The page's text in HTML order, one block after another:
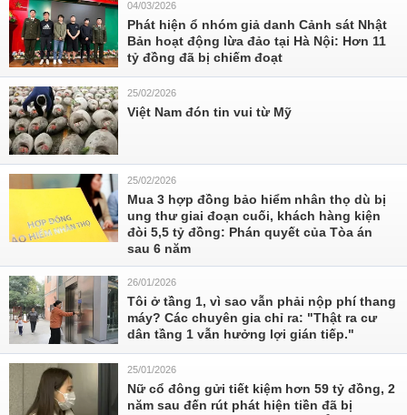
04/03/2026
Phát hiện ổ nhóm giả danh Cảnh sát Nhật
Bản hoạt động lừa đảo tại Hà Nội: Hơn 11
tỷ đồng đã bị chiếm đoạt
25/02/2026
Việt Nam đón tin vui từ Mỹ
25/02/2026
Mua 3 hợp đồng bảo hiểm nhân thọ dù bị
ung thư giai đoạn cuối, khách hàng kiện
đòi 5,5 tỷ đồng: Phán quyết của Tòa án
sau 6 năm
26/01/2026
Tôi ở tầng 1, vì sao vẫn phải nộp phí thang
máy? Các chuyên gia chỉ ra: "Thật ra cư
dân tầng 1 vẫn hưởng lợi gián tiếp."
25/01/2026
Nữ cổ đông gửi tiết kiệm hơn 59 tỷ đồng, 2
năm sau đến rút phát hiện tiền đã bị